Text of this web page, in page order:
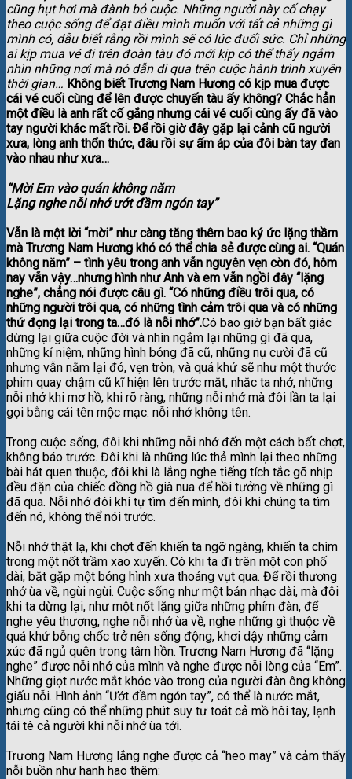
cũng hụt hơi mà đành bỏ cuộc. Những người này cố chạy
theo cuộc sống để đạt điều mình muốn với tất cả những gì
mình có, dẫu biết rằng rồi mình sẽ có lúc đuối sức. Chỉ những
ai kịp mua vé đi trên đoàn tàu đó mới kịp có thể thấy ngắm
nhìn những nơi mà nó dẫn di qua trên cuộc hành trình xuyên
thời gian… Không biết Trương Nam Hương có kịp mua được
cái vé cuối cùng để lên được chuyến tàu ấy không? Chắc hẳn
một điều là anh rất cố gắng nhưng cái vé cuối cùng ấy đã vào
tay người khác mất rồi. Để rồi giờ đây gặp lại cảnh cũ người
xưa, lòng anh thổn thức, đâu rồi sự ấm áp của đôi bàn tay đan
vào nhau như xưa…
“Mời Em vào quán không năm
Lặng nghe nỗi nhớ ướt đầm ngón tay”
Vẫn là một lời “mời” như càng tăng thêm bao ký ức lặng thầm
mà Trương Nam Hương khó có thể chia sẻ được cùng ai. “Quán
không năm” – tình yêu trong anh vẫn nguyên vẹn còn đó, hôm
nay vẫn vậy…nhưng hình như Anh và em vẫn ngồi đây “lặng
nghe”, chẳng nói được câu gì. “Có những điều trôi qua, có
những người trôi qua, có những tình cảm trôi qua và có những
thứ đọng lại trong ta…đó là nỗi nhớ”.Có bao giờ bạn bất giác
dừng lại giữa cuộc đời và nhìn ngắm lại những gì đã qua,
những kỉ niệm, những hình bóng đã cũ, những nụ cười đã cũ
nhưng vẫn nằm lại đó, vẹn tròn, và quá khứ sẽ như một thước
phim quay chậm cũ kĩ hiện lên trước mắt, nhắc ta nhớ, những
nỗi nhớ khi mơ hồ, khi rõ ràng, những nỗi nhớ mà đôi lần ta lại
gọi bằng cái tên mộc mạc: nỗi nhớ không tên.
Trong cuộc sống, đôi khi những nỗi nhớ đến một cách bất chợt,
không báo trước. Đôi khi là những lúc thả mình lại theo những
bài hát quen thuộc, đôi khi là lắng nghe tiếng tích tắc gõ nhịp
đều đặn của chiếc đồng hồ già nua để hồi tưởng về những gì
đã qua. Nỗi nhớ đôi khi tự tìm đến mình, đôi khi chúng ta tìm
đến nó, không thể nói trước.
Nỗi nhớ thật lạ, khi chợt đến khiến ta ngỡ ngàng, khiến ta chìm
trong một nốt trầm xao xuyến. Có khi ta đi trên một con phố
dài, bắt gặp một bóng hình xưa thoáng vụt qua. Để rồi thương
nhớ ùa về, ngùi ngùi. Cuộc sống như một bản nhạc dài, mà đôi
khi ta dừng lại, như một nốt lặng giữa những phím đàn, để
nghe yêu thương, nghe nỗi nhớ ùa về, nghe những gì thuộc về
quá khứ bỗng chốc trở nên sống động, khơi dậy những cảm
xúc đã ngủ quên trong tâm hồn. Trương Nam Hương đã “lặng
nghe” được nỗi nhớ của mình và nghe được nỗi lòng của “Em”.
Những giọt nước mắt khóc vào trong của người đàn ông không
giấu nỗi. Hình ảnh “Ướt đầm ngón tay”, có thể là nước mắt,
nhưng cũng có thể những phút suy tư toát cả mồ hôi tay, lạnh
tái tê cả người khi nỗi nhớ ùa tới.
Trương Nam Hương lắng nghe được cả “heo may” và cảm thấy
nỗi buồn như hanh hao thêm: